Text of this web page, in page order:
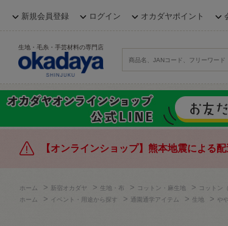
新規会員登録 ログイン オカダヤポイント
生地・毛糸・手芸材料の専門店
【オンラインショップ】熊本地震による
ホーム > 新宿オカダヤ > 生地・布 > コットン・麻生地 >
コットン
ホーム
> イベント・用途から探す > 通園通学アイテム > 生地 > や